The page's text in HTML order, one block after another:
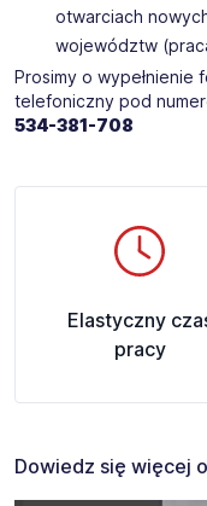
otwarciach
województw
Prosimy o
telefoniczny pod
534-381-708 ​
Elastyczny
pracy
Dowiedz się więcej